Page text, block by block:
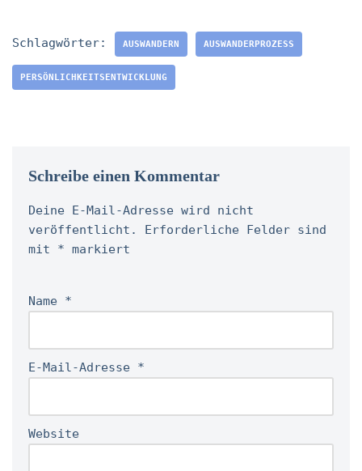
Schlagwörter: AUSWANDERN AUSWANDERPROZESS
PERSÖNLICHKEITSENTWICKLUNG
Schreibe einen Kommentar
Deine E-Mail-Adresse wird nicht
veröffentlicht.
Erforderliche Felder sind
mit * markiert
Name *
E-Mail-Adresse *
Website